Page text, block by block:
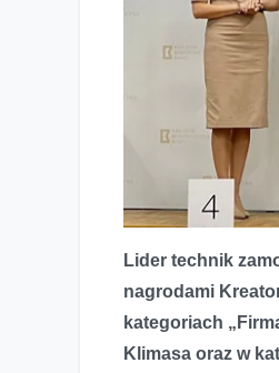
Kreator Budownictwa
Lider technik
nagrodami
kategoriach
Klimasa oraz w